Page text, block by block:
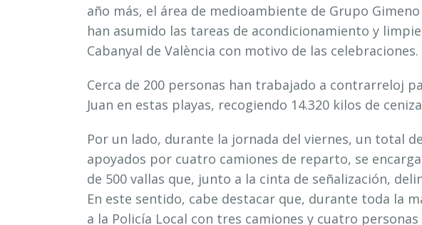
año más, el área de medioambiente de Grupo
han asumido las tareas de acondicionamiento y
Cabanyal de València con motivo de las celebraciones.
Cerca de 200 personas han trabajado a contrarreloj
Juan en estas playas, recogiendo 14.320 kilos de
Por un lado, durante la jornada del viernes, un total
apoyados por cuatro camiones de reparto, se
de 500 vallas que, junto a la cinta de señalización,
En este sentido, cabe destacar que, durante toda la
a la Policía Local con tres camiones y cuatro